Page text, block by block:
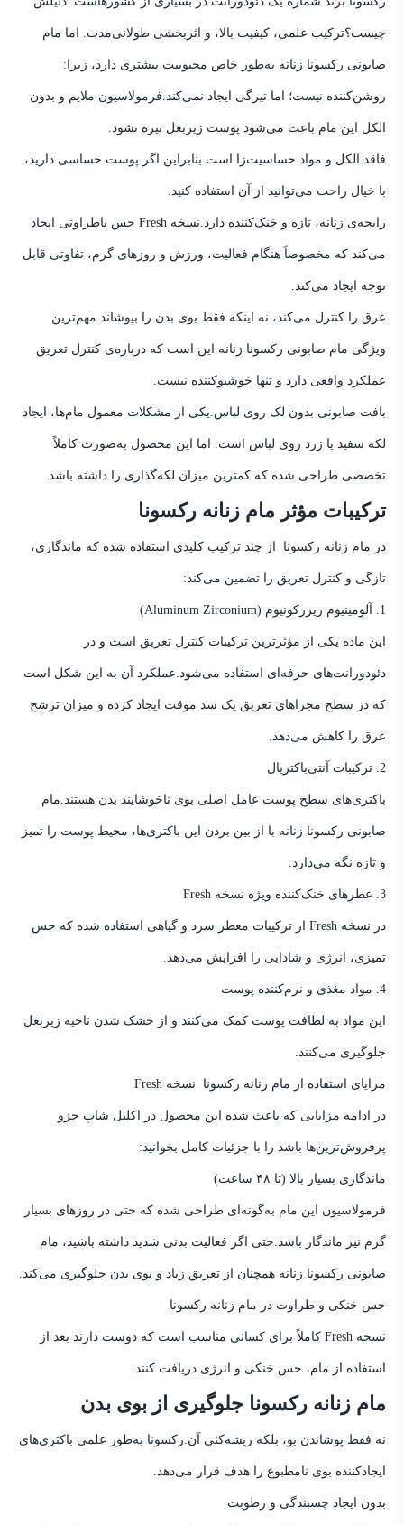
چیست؟ترکیب علمی، کیفیت بالا، و اثربخشی طولانی‌مدت. اما مام
صابونی رکسونا زنانه به‌طور خاص محبوبیت بیشتری دارد، زیرا:
روشن‌کننده نیست؛ اما تیرگی ایجاد نمی‌کند.فرمولاسیون ملایم و بدون
الکل این مام باعث می‌شود پوست زیربغل تیره نشود.
فاقد الکل و مواد حساسیت‌زا است.بنابراین اگر پوست حساسی دارید،
با خیال راحت می‌توانید از آن استفاده کنید.
رایحه‌ی زنانه، تازه و خنک‌کننده دارد. نسخه Fresh حس باطراوتی ایجاد
می‌کند که مخصوصاً هنگام فعالیت، ورزش و روزهای گرم، تفاوتی قابل
توجه ایجاد می‌کند.
عرق را کنترل می‌کند، نه اینکه فقط بوی بدن را بپوشاند.مهم‌ترین
ویژگی مام صابونی رکسونا زنانه این است که درباره‌ی کنترل تعریق
عملکرد واقعی دارد و تنها خوشبوکننده نیست.
بافت صابونی بدون لک روی لباس.یکی از مشکلات معمول مام‌ها، ایجاد
لکه سفید یا زرد روی لباس است. اما این محصول به‌صورت کاملاً
تخصصی طراحی شده که کمترین میزان لکه‌گذاری را داشته باشد.
ترکیبات مؤثر مام زنانه رکسونا
در مام زنانه رکسونا از چند ترکیب کلیدی استفاده شده که ماندگاری،
تازگی و کنترل تعریق را تضمین می‌کند:
1. آلومینیوم زیزرکونیوم (Aluminum Zirconium)
این ماده یکی از مؤثرترین ترکیبات کنترل تعریق است و در
دئودورانت‌های حرفه‌ای استفاده می‌شود.عملکرد آن به این شکل است
که در سطح مجراهای تعریق یک سد موقت ایجاد کرده و میزان ترشح
عرق را کاهش می‌دهد.
2. ترکیبات آنتی‌باکتریال
باکتری‌های سطح پوست عامل اصلی بوی ناخوشایند بدن هستند.مام
صابونی رکسونا زنانه با از بین بردن این باکتری‌ها، محیط پوست را تمیز
و تازه نگه می‌دارد.
3. عطرهای خنک‌کننده ویژه نسخه Fresh
در نسخه Fresh از ترکیبات معطر سرد و گیاهی استفاده شده که حس
تمیزی، انرژی و شادابی را افزایش می‌دهد.
4. مواد مغذی و نرم‌کننده پوست
این مواد به لطافت پوست کمک می‌کنند و از خشک شدن ناحیه زیربغل
جلوگیری می‌کنند.
مزایای استفاده از مام زنانه رکسونا نسخه Fresh
در ادامه مزایایی که باعث شده این محصول در اکلیل شاپ جزو
پرفروش‌ترین‌ها باشد را با جزئیات کامل بخوانید:
ماندگاری بسیار بالا (تا ۴۸ ساعت)
فرمولاسیون این مام به‌گونه‌ای طراحی شده که حتی در روزهای بسیار
گرم نیز ماندگار باشد.حتی اگر فعالیت بدنی شدید داشته باشید، مام
صابونی رکسونا زنانه همچنان از تعریق زیاد و بوی بدن جلوگیری می‌کند.
حس خنکی و طراوت در مام زنانه رکسونا
نسخه Fresh کاملاً برای کسانی مناسب است که دوست دارند بعد از
استفاده از مام، حس خنکی و انرژی دریافت کنند.
مام زنانه رکسونا جلوگیری از بوی بدن
نه فقط پوشاندن بو، بلکه ریشه‌کنی آن.رکسونا به‌طور علمی باکتری‌های
ایجادکننده بوی نامطبوع را هدف قرار می‌دهد.
بدون ایجاد چسبندگی و رطوبت